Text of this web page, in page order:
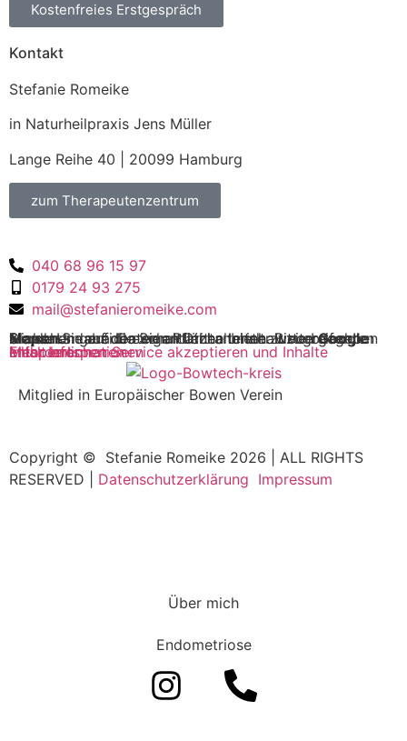
Kostenfreies Erstgespräch
Kontakt
Stefanie Romeike
in Naturheilpraxis Jens Müller
Lange Reihe 40 | 20099 Hamburg
zum Therapeutenzentrum
040 68 96 15 97
0179 24 93 275
mail@stefanieromeike.com
Sie sehen gerade einen Platzhalterinhalt von
Google Maps
. Um auf den eigentlichen Inhalt zuzugreifen, klicken Sie auf die Schaltfläche unten. Bitte beachten Sie, dass dabei Daten an Drittanbieter weitergegeben werden.
Mehr Informationen
Inhalt entsperren
Erforderlichen Service akzeptieren und Inhalte entsperren
Mitglied in Europäischer Bowen Verein
Copyright © Stefanie Romeike 2026 | ALL RIGHTS
RESERVED | Datenschutzerklärung Impressum
Über mich
Endometriose